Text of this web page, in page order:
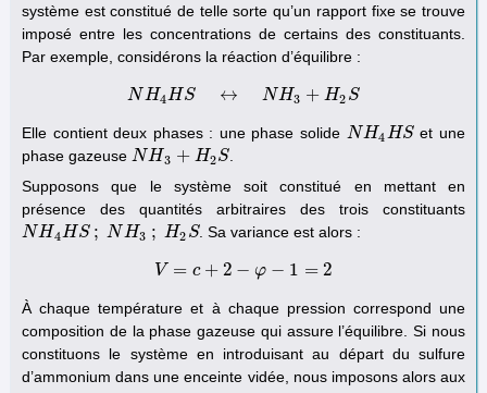
système est constitué de telle sorte qu’un rapport fixe se trouve
imposé entre les concentrations de certains des constituants.
Par exemple, considérons la réaction d’équilibre :
NH4HS ↔ NH3 + H2 S
NH S↔ H3+H2 S
Elle contient deux phases : une phase solide NH4HS
NH4HS
et une
phase gazeuse NH3 + H2S
NH3+ H2 S
Supposons que le système soit constitué en mettant en
présence des quantités arbitraires des trois constituants
NH4HS ; NH3 ; H2 S
NH4HS ; NH3 ; H2 S . Sa variance est alors :
V = c + 2 − φ − 1 = 2
V =c +2−φ−1=2
À chaque température et à chaque pression correspond une
composition de la phase gazeuse qui assure l’équilibre. Si nous
constituons le système en introduisant au départ du sulfure
d’ammonium dans une enceinte vidée, nous imposons alors aux